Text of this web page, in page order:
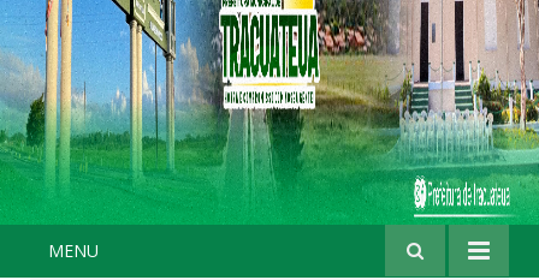
MENU